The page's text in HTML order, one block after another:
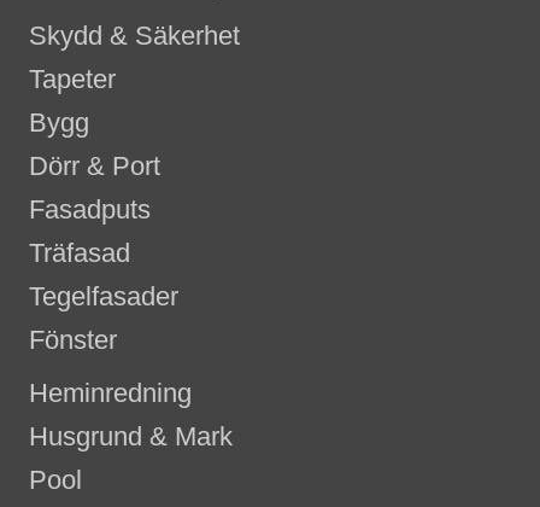
Skydd & Säkerhet
Tapeter
Bygg
Dörr & Port
Fasadputs
Träfasad
Tegelfasader
Fönster
Heminredning
Husgrund & Mark
Pool